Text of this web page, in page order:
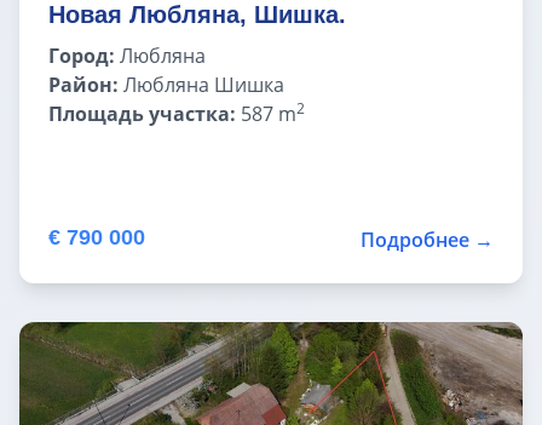
Новая Любляна, Шишка.
Город: Любляна
Район: Любляна Шишка
Площадь участка: 587 m2
€ 790 000 Подробнее →